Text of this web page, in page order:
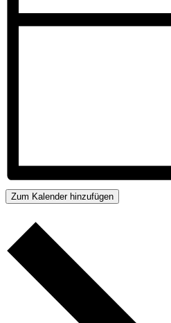
Zum Kalender hinzufügen